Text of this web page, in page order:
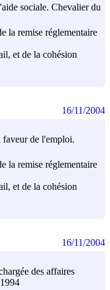
sociale. Chevalier du
la remise réglementaire
et de la cohésion
faveur de l'emploi.
la remise réglementaire
et de la cohésion
16/11/2004
des affaires
16/11/2004